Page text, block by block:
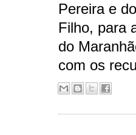
Pereira e
Filho, para
do
com os